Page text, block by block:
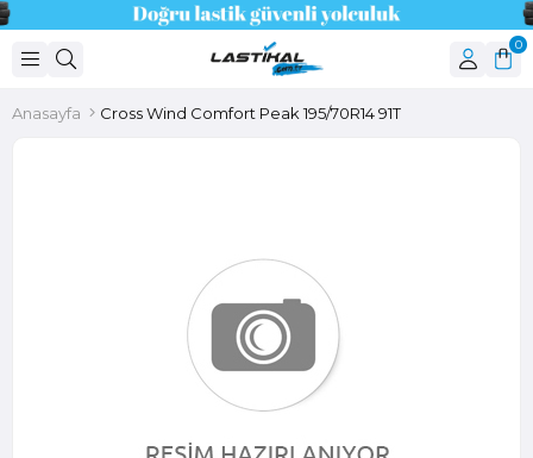
0
Anasayfa Cross Wind Comfort Peak 195/70R14 91T